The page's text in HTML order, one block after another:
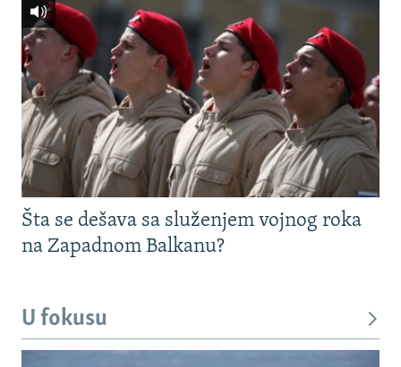
Šta se dešava sa služenjem vojnog roka
na Zapadnom Balkanu?
U fokusu